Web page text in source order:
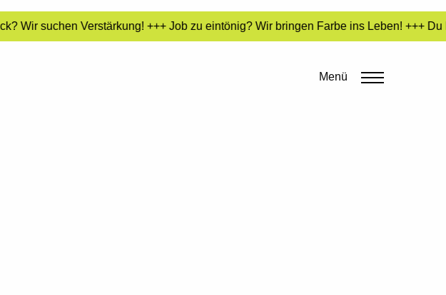
suchen Verstärkung! +++ Job zu eintönig? Wir bringen Farbe ins Leben! +++
Menü